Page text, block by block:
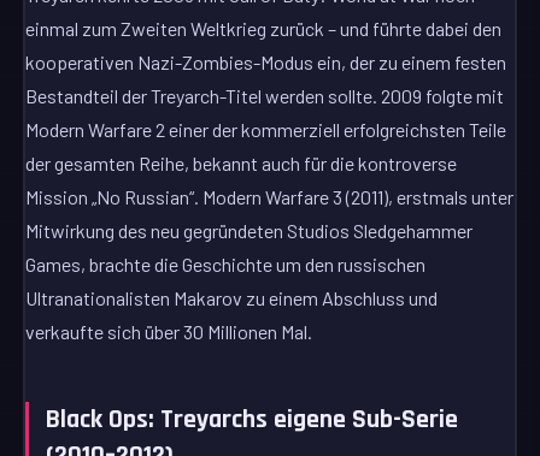
einmal zum Zweiten Weltkrieg zurück – und führte dabei den
kooperativen Nazi-Zombies-Modus ein, der zu einem festen
Bestandteil der Treyarch-Titel werden sollte. 2009 folgte mit
Modern Warfare 2 einer der kommerziell erfolgreichsten Teile
der gesamten Reihe, bekannt auch für die kontroverse
Mission „No Russian“. Modern Warfare 3 (2011), erstmals unter
Mitwirkung des neu gegründeten Studios Sledgehammer
Games, brachte die Geschichte um den russischen
Ultranationalisten Makarov zu einem Abschluss und
verkaufte sich über 30 Millionen Mal.
Black Ops: Treyarchs eigene Sub-Serie